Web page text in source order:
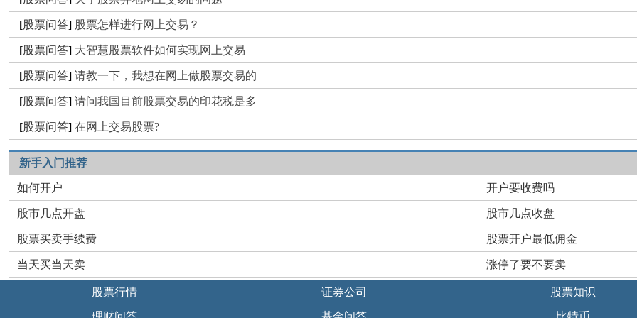
[股票问答] 股票怎样进行网上交易？
[股票问答] 大智慧股票软件如何实现网上交易
[股票问答] 请教一下，我想在网上做股票交易的
[股票问答] 请问我国目前股票交易的印花税是多
[股票问答] 在网上交易股票?
新手入门推荐
如何开户 开户要收费吗
股市几点开盘 股市几点收盘
股票买卖手续费 股票开户最低佣金
当天买当天卖 涨停了要不要卖
股票行情 证券公司 股票知识